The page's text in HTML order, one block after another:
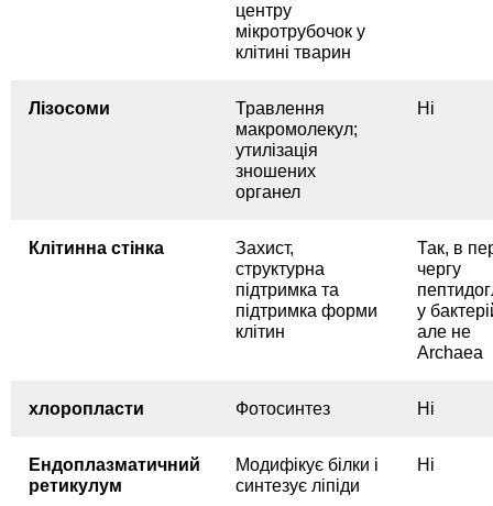
центру
мікротрубочок у
клітині тварин
Лізосоми
Травлення
макромолекул;
утилізація
зношених
органел
Ні
Клітинна стінка
Захист,
структурна
підтримка та
підтримка форми
клітин
Так, в
чергу
у
але не
Archaea
хлоропласти Фотосинтез Ні
Ендоплазматичний
ретикулум
Модифікує білки і
синтезує ліпіди
Ні